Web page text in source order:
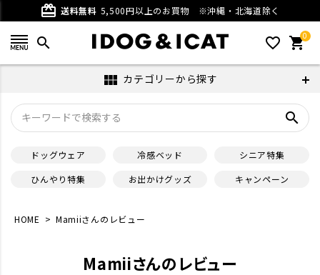
card_giftcard 送料無料 5,500円以上のお買物 ※沖縄・北海道除く
search favorite_outline 0
shopping_cart
view_module カテゴリーから探す
search
ドッグウェア 冷感ベッド
シニア特集
ひんやり特集
お出かけグッズ キャンペーン
HOME Mamiiさんのレビュー
Mamiiさんのレビュー